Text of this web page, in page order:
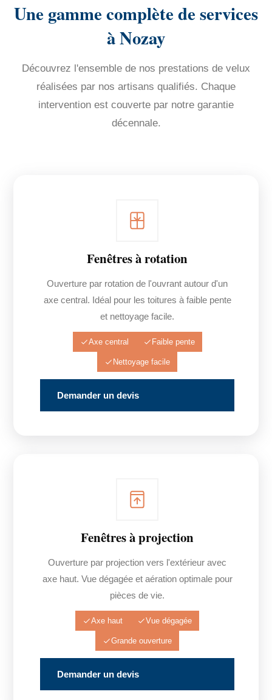
Une gamme complète de services
à Nozay
Découvrez l'ensemble de nos prestations de velux
réalisées par nos artisans qualifiés. Chaque
intervention est couverte par notre garantie
décennale.
Fenêtres à rotation
Ouverture par rotation de l'ouvrant autour d'un
axe central. Idéal pour les toitures à faible pente
et nettoyage facile.
Axe central Faible pente
Nettoyage facile
Demander un devis
Fenêtres à projection
Ouverture par projection vers l'extérieur avec
axe haut. Vue dégagée et aération optimale pour
pièces de vie.
Axe haut Vue dégagée
Grande ouverture
Demander un devis